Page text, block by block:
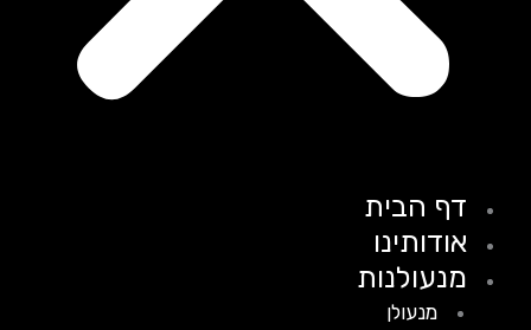
דף הבית
אודותינו
מנעולנות
מנעולן